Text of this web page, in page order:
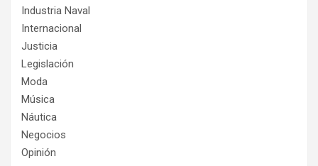
Industria Naval
Internacional
Justicia
Legislación
Moda
Música
Náutica
Negocios
Opinión